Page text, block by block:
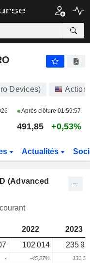
Devices)
Après clôture 01:59:57
491,85 +0,53%
Actualités
(Advanced
2022
2023
102 014 235
- -45,27%